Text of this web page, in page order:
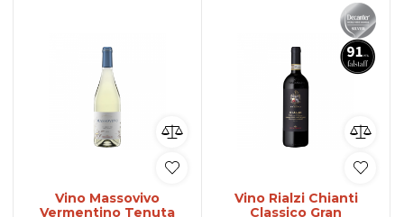
Vino Massovivo
Vermentino Tenuta
Vino Rialzi Chianti
Classico Gran